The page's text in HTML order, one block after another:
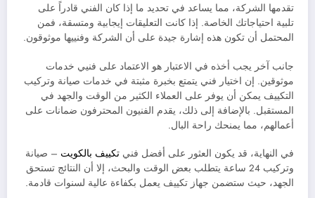
تقدمها الشركة، مما يساعد في تحديد ما إذا كان الفني قادراً على
تلبية احتياجاتك الخاصة. إذا كانت التعليقات إيجابية ومتسقة، فمن
المحتمل أن تكون هذه إشارة جيدة على أن الشركة وفنييها موثوقون.
جانب آخر يجب أخذه في الاعتبار هو الاعتماد على فنيي خدمات
موثوقين. إن اختيار فني يتمتع بخبرة مثبتة في خدمات صيانة وتركيب
التكييف يمكن أن يوفر على العملاء الكثير من الوقت والجهد في
المستقبل. بالإضافة إلى ذلك، يقدم الفنيون المحترفون ضمانات على
أعمالهم، مما يمنحك راحة البال.
في النهاية، قد يكون العثور على أفضل فني تكييف بالكويت – صيانة
وتركيب 24 ساعة يتطلب بعض الوقت والبحث، إلا أن النتائج تستحق
الجهد، حيث ستضمن جهاز تكييف يعمل بكفاءة عالية لسنوات قادمة.